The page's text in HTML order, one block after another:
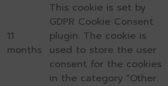
11
months
This cookie is set by
GDPR Cookie Consent
plugin. The cookie is
used to store the user
consent for the cookies
in the category "Other.